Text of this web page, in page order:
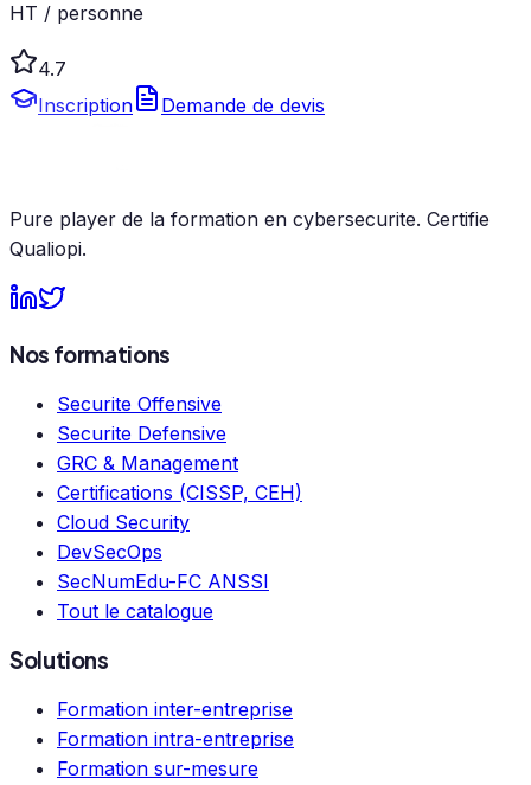
HT / personne
4.7
Inscription
Demande de devis
Pure player de la formation en cybersecurite. Certifie
Qualiopi.
Nos formations
Securite Offensive
Securite Defensive
GRC & Management
Certifications (CISSP, CEH)
Cloud Security
DevSecOps
SecNumEdu-FC ANSSI
Tout le catalogue
Solutions
Formation inter-entreprise
Formation intra-entreprise
Formation sur-mesure